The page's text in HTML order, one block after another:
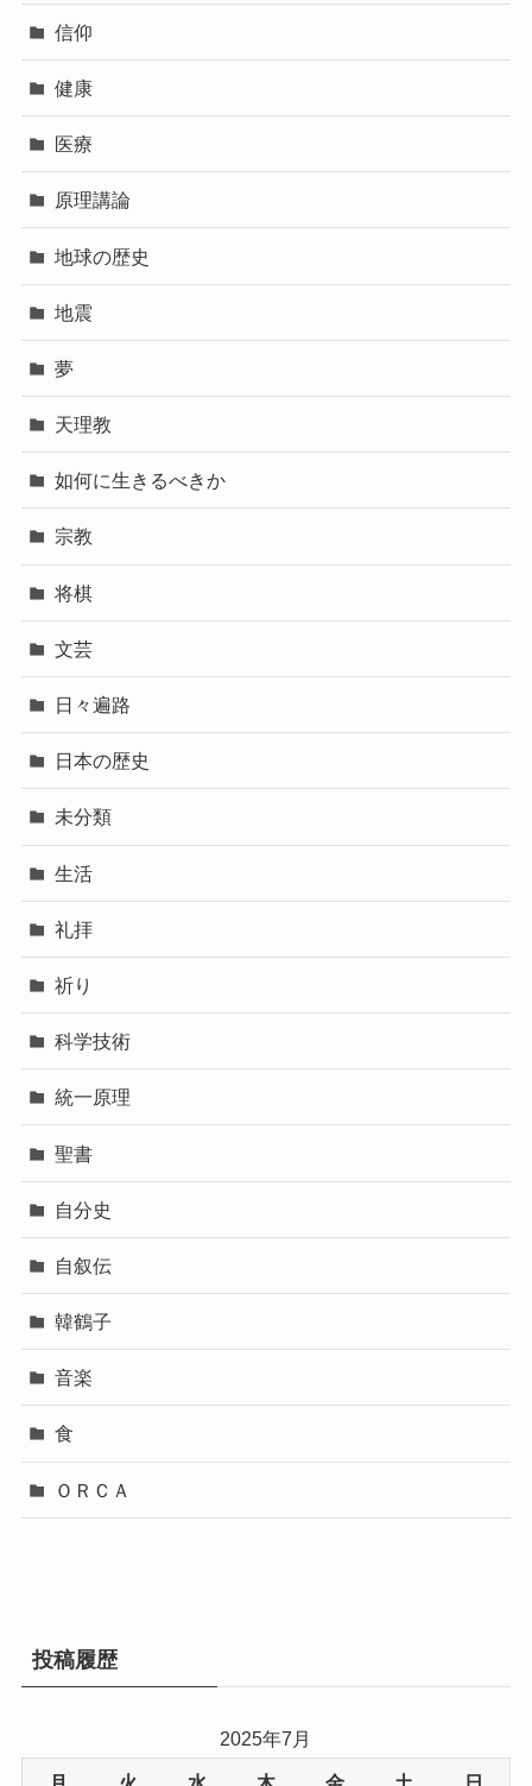
信仰
健康
医療
原理講論
地球の歴史
地震
夢
天理教
如何に生きるべきか
宗教
将棋
文芸
日々遍路
日本の歴史
未分類
生活
礼拝
祈り
科学技術
統一原理
聖書
自分史
自叙伝
韓鶴子
音楽
食
ＯＲＣＡ
投稿履歴
2025年7月